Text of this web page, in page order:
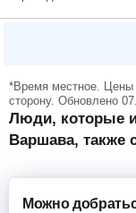
*Время местное. Цены
сторону. Обновлено
Люди, которые
Варшава, также
Можно